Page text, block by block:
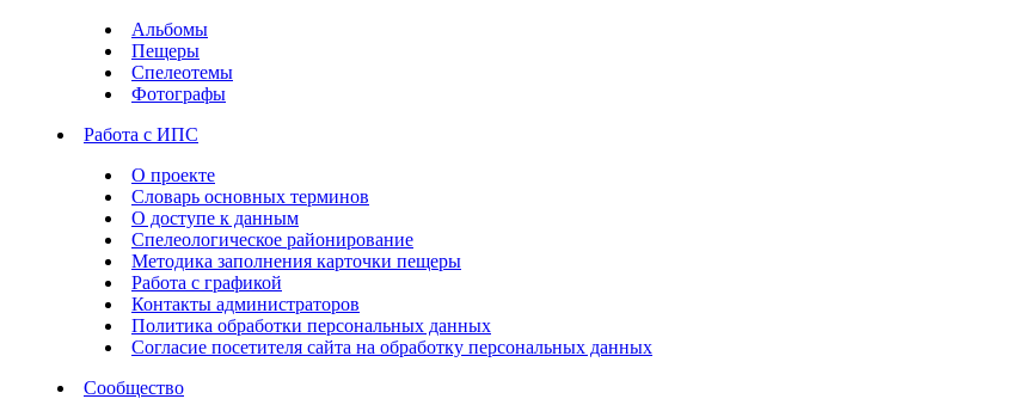
Альбомы
Пещеры
Спелеотемы
Фотографы
Работа с ИПС
О проекте
Словарь основных терминов
О доступе к данным
Спелеологическое районирование
Методика заполнения карточки пещеры
Работа с графикой
Контакты администраторов
Политика обработки персональных данных
Согласие посетителя сайта на обработку персональных данных
Сообщество